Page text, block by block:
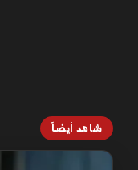
شاهد أيضاً